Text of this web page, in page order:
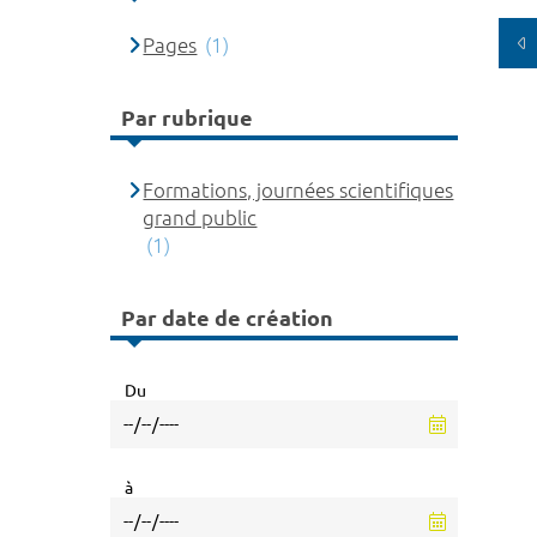
Pages (1)
Par rubrique
Formations, journées scientifiques
grand public
(1)
Par date de création
Du
à